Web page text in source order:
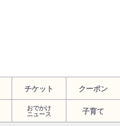
チケット クーポン
おでかけ
ニュース
子育て